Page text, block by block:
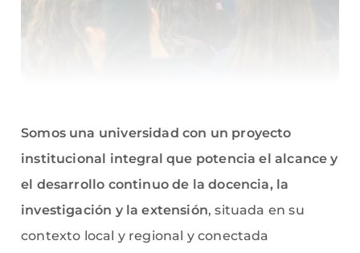
Somos una universidad con un proyecto
institucional integral que potencia el alcance y
el desarrollo continuo de la docencia, la
investigación y la extensión, situada en su
contexto local y regional y conectada